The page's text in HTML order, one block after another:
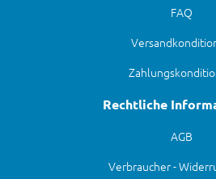
FAQ
Rechtliche
AGB
Verbraucher -